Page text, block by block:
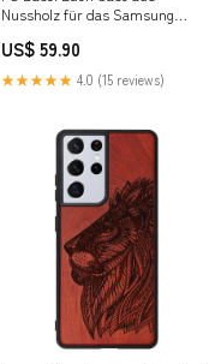
Nussholz für das Samsung
US$ 59.90
★★★★★ 4.0 (15 reviews)